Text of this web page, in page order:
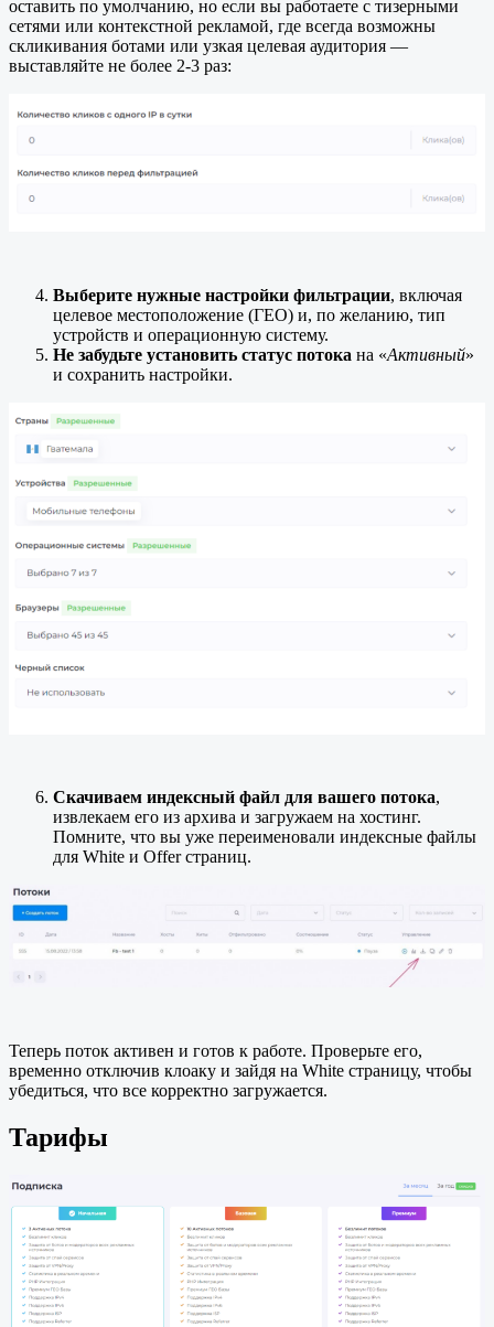
оставить по умолчанию, но если вы работаете с тизерными
сетями или контекстной рекламой, где всегда возможны
скликивания ботами или узкая целевая аудитория —
выставляйте не более 2-3 раз:
Выберите нужные настройки фильтрации, включая
целевое местоположение (ГЕО) и, по желанию, тип
устройств и операционную систему.
Не забудьте установить статус потока на «Активный»
и сохранить настройки.
Скачиваем индексный файл для вашего потока,
извлекаем его из архива и загружаем на хостинг.
Помните, что вы уже переименовали индексные файлы
для White и Offer страниц.
Теперь поток активен и готов к работе. Проверьте его,
временно отключив клоаку и зайдя на White страницу, чтобы
убедиться, что все корректно загружается.
Тарифы